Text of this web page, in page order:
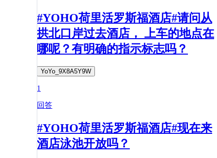
#YOHO荷里活罗斯福酒店#请问从
拱北口岸过去酒店， 上车的地点在
哪呢？有明确的指示标志吗？
YoYo_9X8A5Y9W
1
回答
#YOHO荷里活罗斯福酒店#现在来
酒店泳池开放吗？